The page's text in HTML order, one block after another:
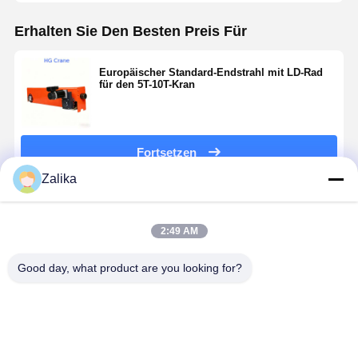
Erhalten Sie Den Besten Preis Für
Europäischer Standard-Endstrahl mit LD-Rad
für den 5T-10T-Kran
Fortsetzen
Zalika
2:49 AM
Good day, what product are you looking for?